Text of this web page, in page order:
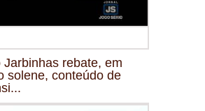
Jarbinhas rebate, em
solene, conteúdo de